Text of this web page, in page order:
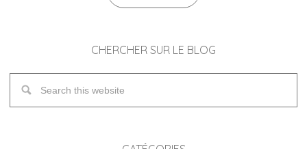
CHERCHER SUR LE BLOG